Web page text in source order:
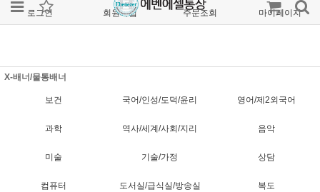
로그인 회원가입 주문조회 마이페이지
X-배너/물통배너
보건 국어/인성/도덕/윤리 영어/제2외국어
과학 역사/세계/사회/지리 음악
미술 기술/가정 상담
컴퓨터 도서실/급식실/방송실 복도